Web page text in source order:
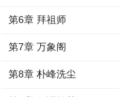
第6章 拜祖师
第7章 万象阁
第8章 朴峰洗尘